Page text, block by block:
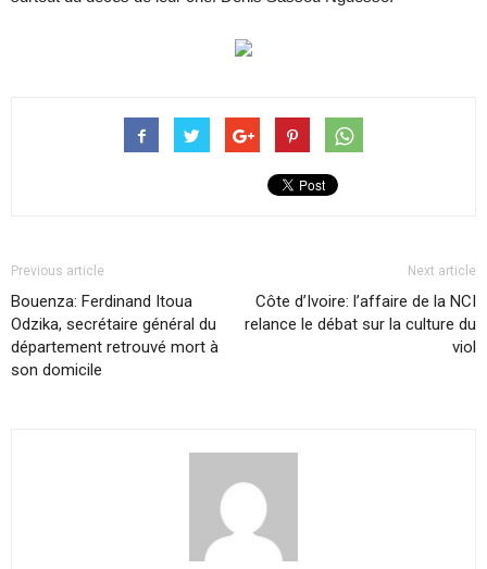
Previous article
Bouenza: Ferdinand Itoua
Odzika, secrétaire général du
département retrouvé mort à
son domicile
Next article
Côte d’Ivoire: l’affaire de la NCI
relance le débat sur la culture du
viol